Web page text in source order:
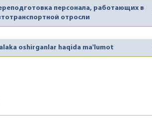
персонала, работающих в
отросли
oshirganlar haqida ma'lumot